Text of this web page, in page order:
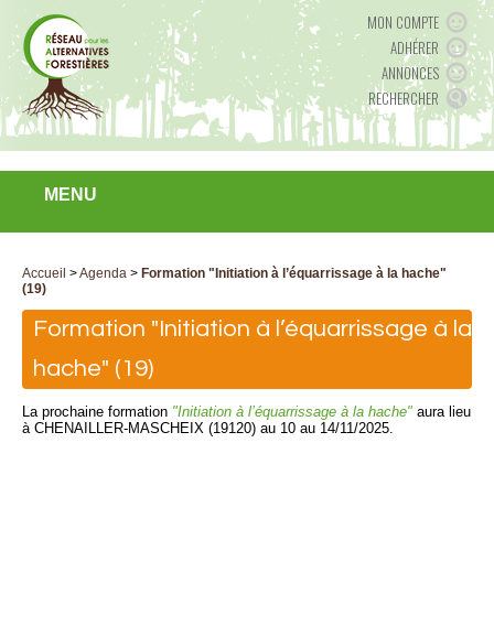
MON COMPTE
ADHÉRER
ANNONCES
RECHERCHER
MENU
Accueil >Agenda > Formation "Initiation à l’équarrissage à la hache"
(19)
Formation "Initiation à l’équarrissage à la
hache" (19)
La prochaine formation "Initiation à l’équarrissage à la hache" aura lieu
à CHENAILLER-MASCHEIX (19120) au 10 au 14/11/2025.